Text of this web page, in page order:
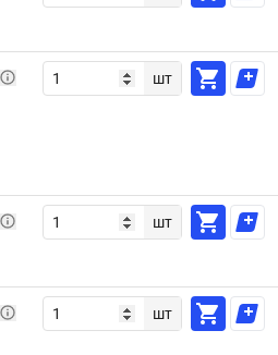
шт
шт
шт